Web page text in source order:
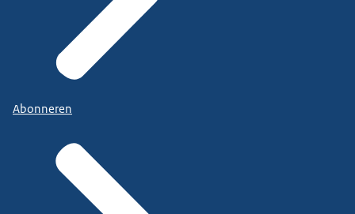
Abonneren